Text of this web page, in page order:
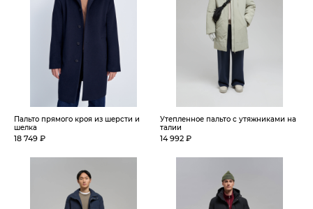
Пальто прямого кроя из шерсти и
шелка
18 749 ₽
Утепленное пальто с утяжниками на
талии
14 992 ₽